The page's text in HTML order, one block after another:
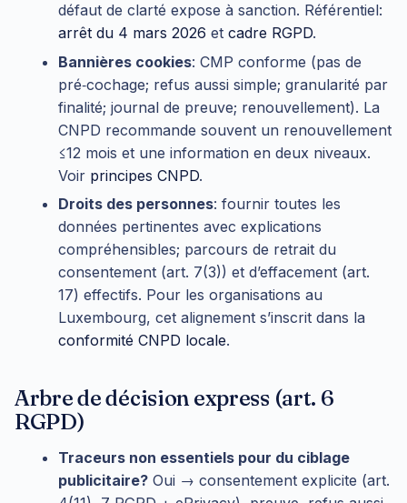
défaut de clarté expose à sanction. Référentiel:
arrêt du 4 mars 2026 et cadre RGPD.
Bannières cookies: CMP conforme (pas de
pré‑cochage; refus aussi simple; granularité par
finalité; journal de preuve; renouvellement). La
CNPD recommande souvent un renouvellement
≤12 mois et une information en deux niveaux.
Voir principes CNPD.
Droits des personnes: fournir toutes les
données pertinentes avec explications
compréhensibles; parcours de retrait du
consentement (art. 7(3)) et d’effacement (art.
17) effectifs. Pour les organisations au
Luxembourg, cet alignement s’inscrit dans la
conformité CNPD locale.
Arbre de décision express (art. 6
RGPD)
Traceurs non essentiels pour du ciblage
publicitaire? Oui → consentement explicite (art.